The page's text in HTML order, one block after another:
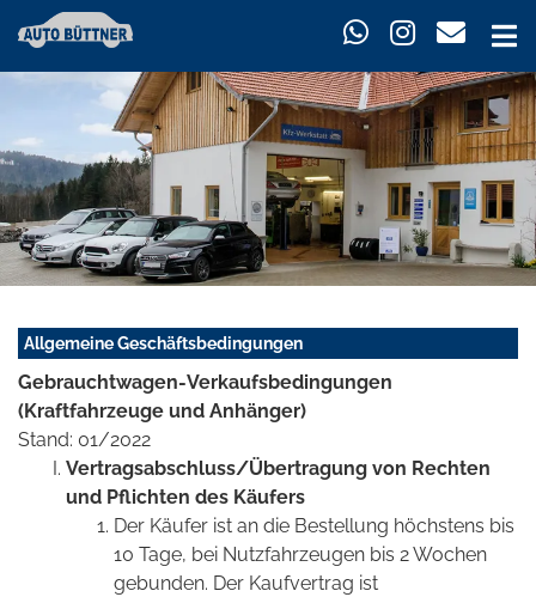
Allgemeine Geschäftsbedingungen
Gebrauchtwagen-Verkaufsbedingungen
(Kraftfahrzeuge und Anhänger)
Stand: 01/2022
Vertragsabschluss/Übertragung von Rechten
und Pflichten des Käufers
Der Käufer ist an die Bestellung höchstens bis
10 Tage, bei Nutzfahrzeugen bis 2 Wochen
gebunden. Der Kaufvertrag ist